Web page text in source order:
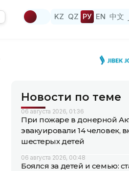
KZ QZ РУ EN 中文
Новости по теме
06 августа 2026, 01:36
При пожаре в донерной
эвакуировали 14 человек,
шестерых детей
06 августа 2026, 00:48
Боялся за детей и семью: